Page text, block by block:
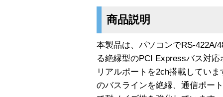
商品説明
本製品は、パソコンでRS-422A/
る絶縁型のPCI Expressバス対
リアルポートを2ch搭載してい
のバスラインを絶縁、通信ポー